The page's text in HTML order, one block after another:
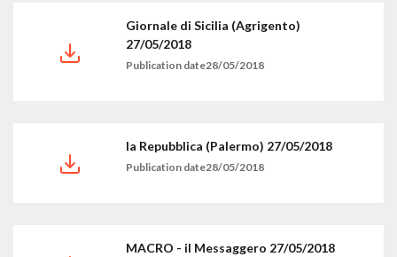
Giornale di Sicilia (Agrigento)
27/05/2018
Publication date28/05/2018
la Repubblica (Palermo) 27/05/2018
Publication date28/05/2018
MACRO - il Messaggero 27/05/2018